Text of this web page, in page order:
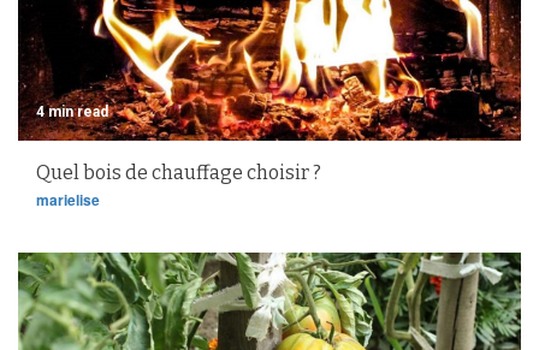
4 min read
Quel bois de chauffage choisir ?
marielise